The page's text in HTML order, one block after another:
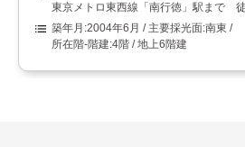
東京メトロ東西線「南行徳」駅まで 徒
2004年6月
南東
4階 / 地上6階建